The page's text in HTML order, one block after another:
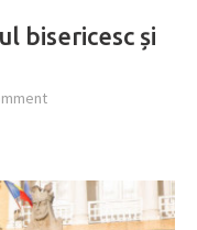
bisericesc și